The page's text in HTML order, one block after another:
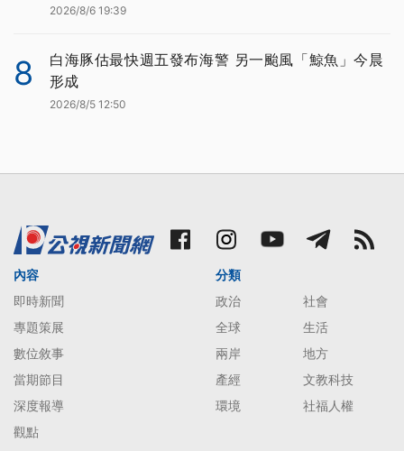
2026/8/6 19:39
8
白海豚估最快週五發布海警 另一颱風「鯨魚」今晨
形成
2026/8/5 12:50
內容
即時新聞
專題策展
數位敘事
當期節目
深度報導
觀點
分類
政治
社會
全球
生活
兩岸
地方
產經
文教科技
環境
社福人權